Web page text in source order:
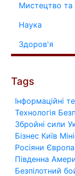
Мистецтво та
Наука
Здоров'я
Tags
Інформаційні
Технологія
Збройні сили
Бізнес Київ
Росіяни Європа
Південна
Безпілотний